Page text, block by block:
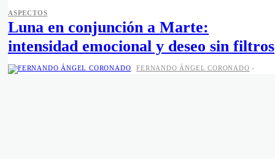
ASPECTOS
Luna en conjunción a Marte:
intensidad emocional y deseo sin filtros
FERNANDO ÁNGEL CORONADO -